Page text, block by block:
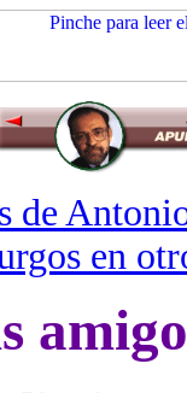
de
en